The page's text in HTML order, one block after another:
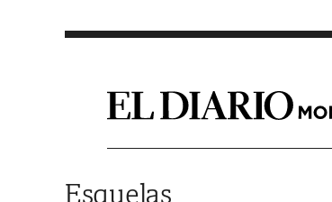
Esquelas